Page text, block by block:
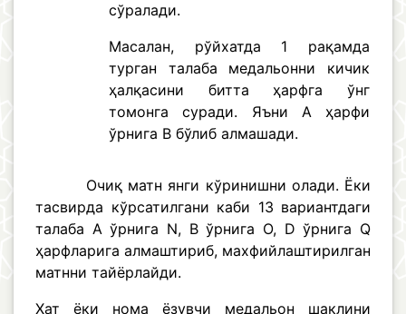
сўралади.
Масалан, рўйхатда 1 рақамда
турган талаба медальонни кичик
ҳалқасини битта ҳарфга ўнг
томонга суради. Яъни А ҳарфи
ўрнига В бўлиб алмашади.
Очиқ матн янги кўринишни олади. Ёки
тасвирда кўрсатилгани каби 13 вариантдаги
талаба А ўрнига N, В ўрнига O, D ўрнига Q
ҳарфларига алмаштириб, махфийлаштирилган
матнни тайёрлайди.
Хат ёки нома ёзувчи медальон шаклини